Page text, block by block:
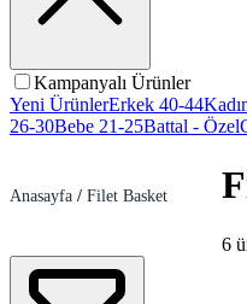
Kampanyalı Ürünler
Yeni ÜrünlerErkek 40-44
26-30Bebe 21-25Battal - Özel
Anasayfa / Filet Basket
6